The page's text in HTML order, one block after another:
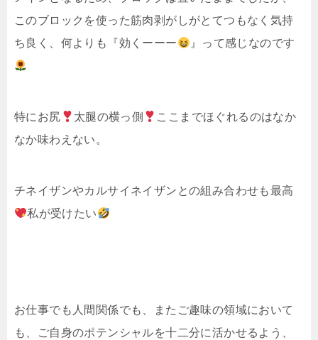
このブロックを使った筋肉剥がしがとてつもなく気持
ち良く、何よりも『効くーーー
』って感じなのです
特にお尻 太腿の横っ側
ここまでほぐれるのはなか
なか味わえない。
チネイザンやカルサイネイザンとの組み合わせも最高
私が受けたい
お仕事でも人間関係でも、またご趣味の領域において
も、ご自身のポテンシャルを十二分に活かせるよう、